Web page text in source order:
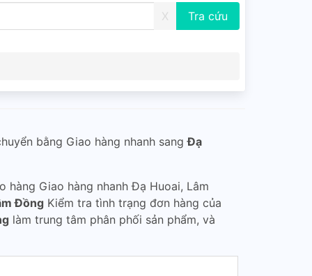
X
bằng Giao hàng nhanh sangĐạ
hàng Giao hàng nhanh Đạ Huoai, Lâm
Đồng Kiểm tra tình trạng đơn hàng của
làm trung tâm phân phối sản phẩm, và